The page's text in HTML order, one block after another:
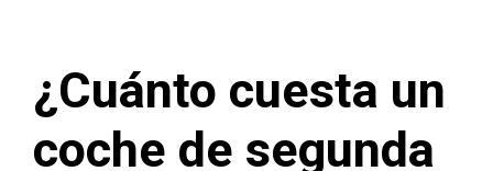
¿Cuánto cuesta un
coche de segunda